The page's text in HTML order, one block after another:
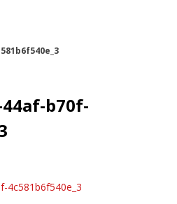
44af-b70f-